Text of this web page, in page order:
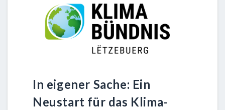
In eigener Sache: Ein
Neustart für das Klima-